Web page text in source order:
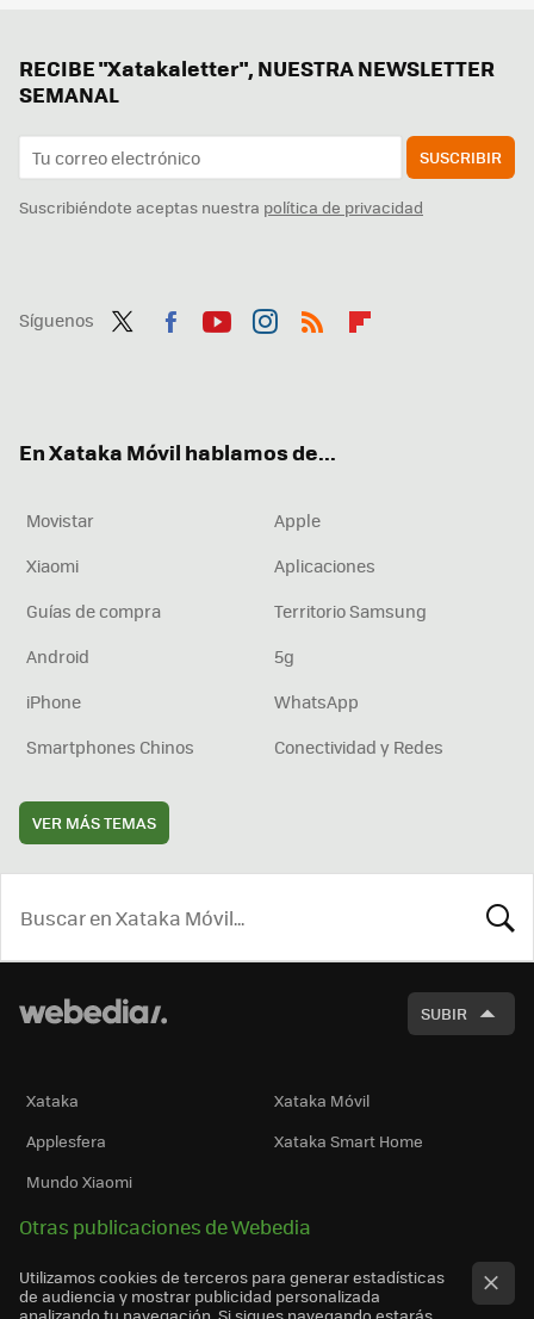
RECIBE "Xatakaletter", NUESTRA NEWSLETTER
SEMANAL
SUSCRIBIR
Suscribiéndote aceptas nuestra política de privacidad
Síguenos
En Xataka Móvil hablamos de...
Movistar
Apple
Xiaomi
Aplicaciones
Guías de compra
Territorio Samsung
Android
5g
iPhone
WhatsApp
Smartphones Chinos
Conectividad y Redes
VER MÁS TEMAS
SUBIR
Xataka
Xataka Móvil
Applesfera
Xataka Smart Home
Mundo Xiaomi
Otras publicaciones de Webedia
Utilizamos cookies de terceros para generar estadísticas
de audiencia y mostrar publicidad personalizada